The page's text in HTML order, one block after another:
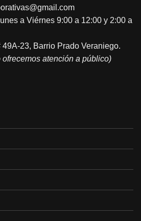
a Viérnes 9:00 a 12:00 y 2:00 a
23, Barrio Prado Veraniego.
ofrecemos atención a público)